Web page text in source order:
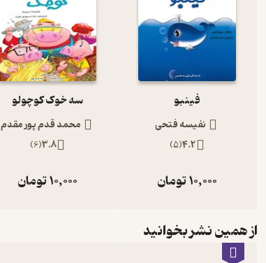
فینبو
نفیسه فتحی
4.2
(
5
)
10,000تومان
سه خوک کوچولو
محمد قدم پور مقدم
3.8
(
6
)
10,000تومان
از همین نشر بخوانید